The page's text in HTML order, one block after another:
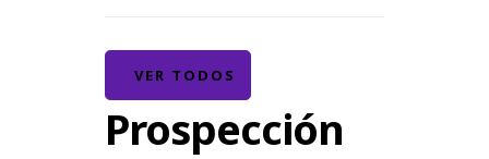
VER TODOS
Prospección